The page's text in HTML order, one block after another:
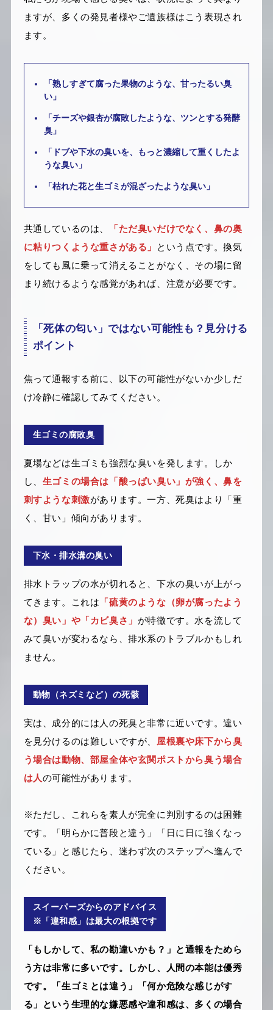
ますが、多くの発見者様やご遺族様はこう表現され
ます。
「熟しすぎて腐った果物のような、甘ったるい臭
い」
「チーズや銀杏が腐敗したような、ツンとする発酵
臭」
「ドブや下水の臭いを、もっと濃縮して重くしたよ
うな臭い」
「枯れた花と生ゴミが混ざったような臭い」
共通しているのは、
「ただ臭いだけでなく、鼻の奥
に粘りつくような重さがある」
という点です。換気
をしても風に乗って消えることがなく、その場に留
まり続けるような感覚があれば、注意が必要です。
「死体の匂い」ではない可能性も？見分ける
ポイント
焦って通報する前に、以下の可能性がないか少しだ
け冷静に確認してみてください。
生ゴミの腐敗臭
夏場などは生ゴミも強烈な臭いを発します。しか
し、 生ゴミの場合は「酸っぱい臭い」が強く、鼻を
刺すような刺激があります。一方、死臭はより「重
く、甘い」傾向があります。
下水・排水溝の臭い
排水トラップの水が切れると、下水の臭いが上がっ
てきます。これは 「硫黄のような（卵が腐ったよう
な）臭い」や「カビ臭さ」 が特徴です。水を流して
みて臭いが変わるなら、排水系のトラブルかもしれ
ません。
動物（ネズミなど）の死骸
実は、成分的には人の死臭と非常に近いです。違い
を見分けるのは難しいですが、 屋根裏や床下から臭
う場合は動物、部屋全体や玄関ポストから臭う場合
は人の可能性があります。
※ただし、これらを素人が完全に判別するのは困難
です。「明らかに普段と違う」「日に日に強くなっ
ている」と感じたら、迷わず次のステップへ進んで
ください。
スイーパーズからのアドバイス
※「違和感」は最大の根拠です
「もしかして、私の勘違いかも？」と通報をためら
う方は非常に多いです。しかし、人間の本能は優秀
です。「生ゴミとは違う」「何か危険な感じがす
る」という生理的な嫌悪感や違和感は、多くの場合